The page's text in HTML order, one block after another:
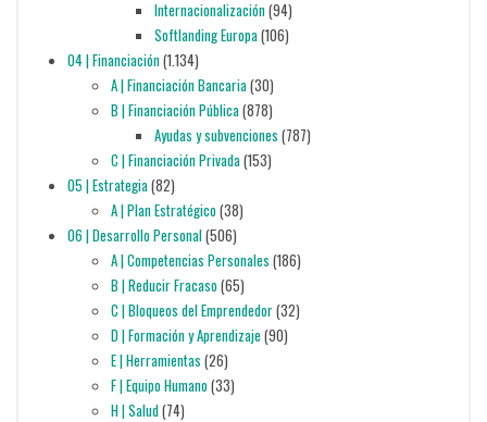
Internacionalización(94)
Softlanding Europa(106)
04 | Financiación(1.134)
A | Financiación Bancaria(30)
B | Financiación Pública(878)
Ayudas y subvenciones (787)
C | Financiación Privada(153)
05 | Estrategia(82)
A | Plan Estratégico(38)
06 | Desarrollo Personal(506)
A | Competencias Personales (186)
B | Reducir Fracaso(65)
C | Bloqueos del Emprendedor(32)
D | Formación y Aprendizaje (90)
E | Herramientas (26)
F | Equipo Humano(33)
H | Salud(74)